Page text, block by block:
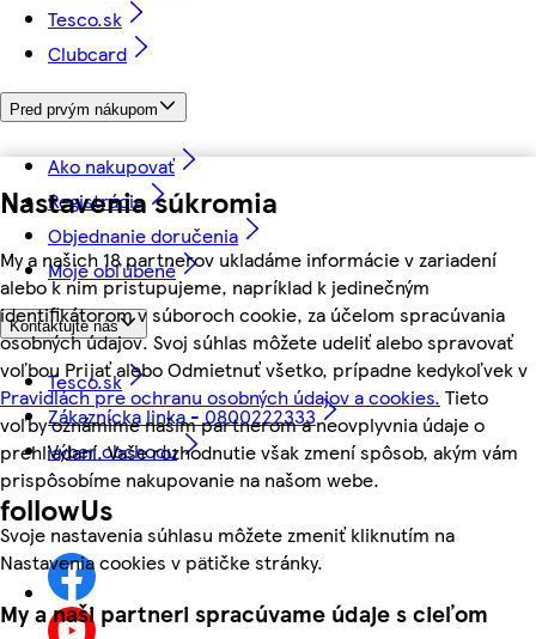
Nastavenia súkromia
My a našich 18 partnerov ukladáme informácie v zariadení
alebo k nim pristupujeme, napríklad k jedinečným
identifikátorom v súboroch cookie, za účelom spracúvania
osobných údajov. Svoj súhlas môžete udeliť alebo spravovať
voľbou Prijať alebo Odmietnuť všetko, prípadne kedykoľvek v
Pravidlách pre ochranu osobných údajov a cookies. Tieto
voľby oznámime našim partnerom a neovplyvnia údaje o
prehliadaní. Vaše rozhodnutie však zmení spôsob, akým vám
prispôsobíme nakupovanie na našom webe.
Svoje nastavenia súhlasu môžete zmeniť kliknutím na
Nastavenia cookies v pätičke stránky.
My a naši partneri spracúvame údaje s cieľom
Tesco.sk
Clubcard
Pred prvým nákupom
Ako nakupovať
Registrácia
Objednanie doručenia
Moje obľúbené
Kontaktujte nás
Tesco.sk
Zákaznícka linka - 0800222333
Výber obchodu
followUs